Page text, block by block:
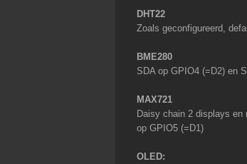
DHT22
Zoals geconfigureerd,
BME280
SDA op GPIO4 (=D2) en
MAX721
Daisy chain 2 displays en
op GPIO5 (=D1)
OLED: